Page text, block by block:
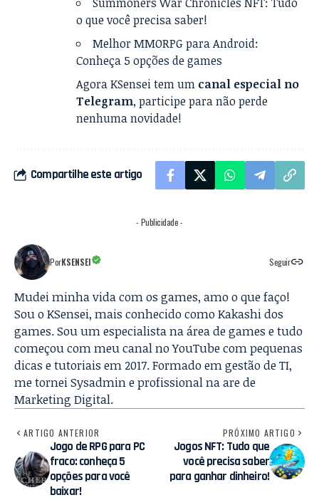
o que você precisa saber!
Melhor MMORPG para Android:
Conheça 5 opções de games
Agora KSensei tem um canal especial no
Telegram, participe para não perde
nenhuma novidade!
Compartilhe este artigo
- Publicidade -
PorKSENSEI Seguir
Mudei minha vida com os games, amo o que faço!
Sou o KSensei, mais conhecido como Kakashi dos
games. Sou um especialista na área de games e tudo
começou com meu canal no YouTube com pequenas
dicas e tutoriais em 2017. Formado em gestão de TI,
me tornei Sysadmin e profissional na are de
Marketing Digital.
ARTIGO ANTERIOR
Jogo de RPG para PC
fraco: conheça 5
opções para você
baixar!
PRÓXIMO ARTIGO
Jogos NFT: Tudo que
você precisa saber
para ganhar dinheiro!